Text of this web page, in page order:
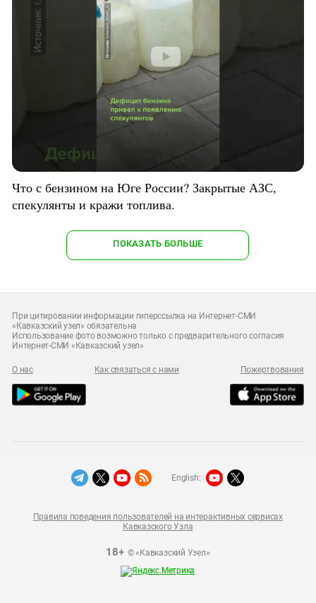
Что с бензином на Юге России? Закрытые АЗС,
спекулянты и кражи топлива.
ПОКАЗАТЬ БОЛЬШЕ
При цитировании информации гиперссылка на Интернет-СМИ
«Кавказский узел» обязательна
Использование фото возможно только с предварительного согласия
Интернет-СМИ «Кавказский узел»
О нас Как связаться с нами Пожертвования
18+© «Кавказский Узел»
Правила поведения пользователей на интерактивных сервисах
Кавказского Узла
English: